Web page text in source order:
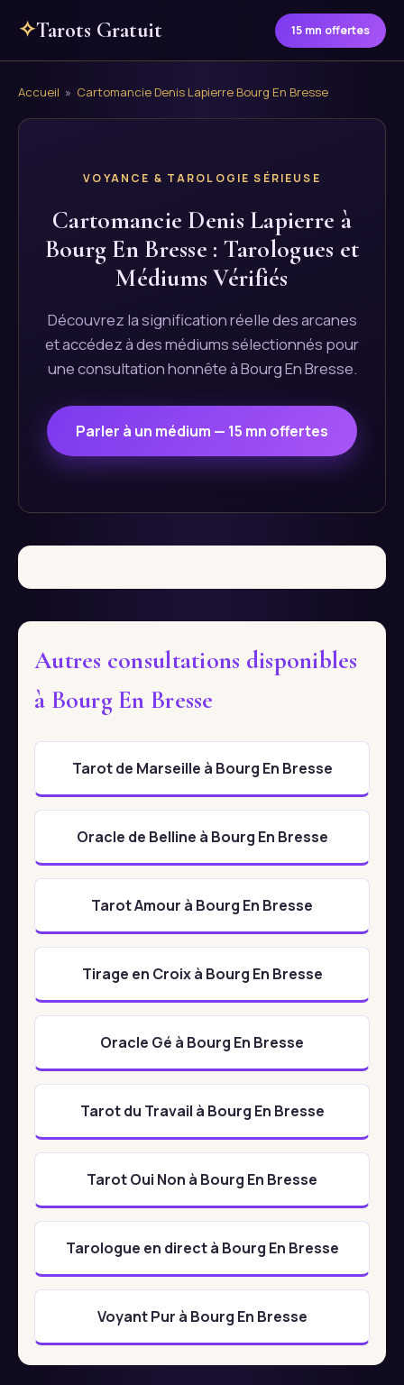
✧Tarots Gratuit 15 mn offertes
Accueil » Cartomancie Denis Lapierre Bourg En Bresse
VOYANCE & TAROLOGIE SÉRIEUSE
Cartomancie Denis Lapierre à
Bourg En Bresse : Tarologues et
Médiums Vérifiés
Découvrez la signification réelle des arcanes
et accédez à des médiums sélectionnés pour
une consultation honnête à Bourg En Bresse.
Parler à un médium — 15 mn offertes
Autres consultations disponibles
à Bourg En Bresse
Tarot de Marseille à Bourg En Bresse
Oracle de Belline à Bourg En Bresse
Tarot Amour à Bourg En Bresse
Tirage en Croix à Bourg En Bresse
Oracle Gé à Bourg En Bresse
Tarot du Travail à Bourg En Bresse
Tarot Oui Non à Bourg En Bresse
Tarologue en direct à Bourg En Bresse
Voyant Pur à Bourg En Bresse